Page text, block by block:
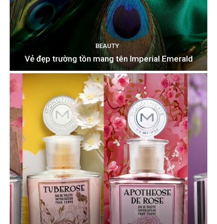
BEAUTY
Vẻ đẹp trường tồn mang tên Imperial Emerald